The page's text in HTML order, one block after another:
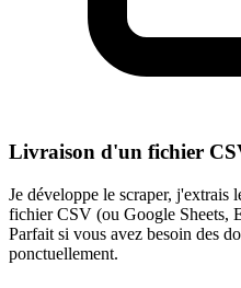
Livraison d'un fichier
Je développe le scraper, j'extrais
fichier CSV (ou Google Sheets,
Parfait si vous avez besoin des
ponctuellement.